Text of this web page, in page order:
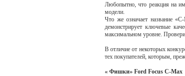
Любопытно, что реакция на
модели.
Что же означает название
демонстрирует ключевые
максимальном уровне.
В отличие от некоторых
тех покупателей, которым,
« Фишки» Ford Focus C-Max